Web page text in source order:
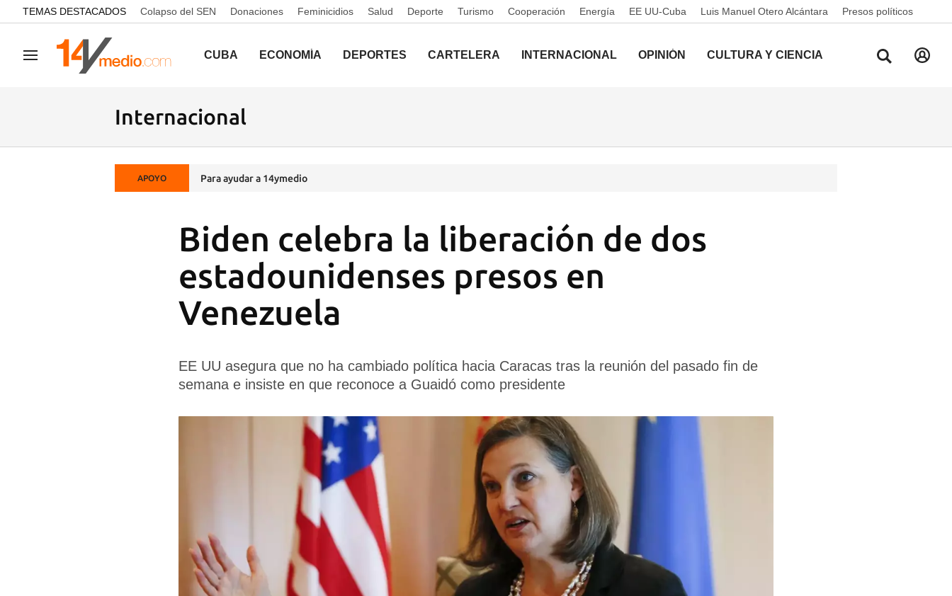
common.go-to-content
TEMAS DESTACADOS Colapso del SEN Donaciones Feminicidios Salud Deporte Turismo Cooperación Energía EE UU-Cuba Luis Manuel Otero Alcántara Presos políticos
Navegación CUBA ECONOMÍA DEPORTES CARTELERA INTERNACIONAL OPINIÓN CULTURA Y CIENCIA
Internacional
APOYO Para ayudar a 14ymedio
Biden celebra la liberación de dos
estadounidenses presos en
Venezuela
EE UU asegura que no ha cambiado política hacia Caracas tras la reunión del pasado fin de
semana e insiste en que reconoce a Guaidó como presidente